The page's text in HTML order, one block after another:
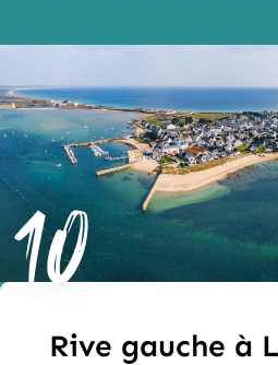
10
Rive gauche à